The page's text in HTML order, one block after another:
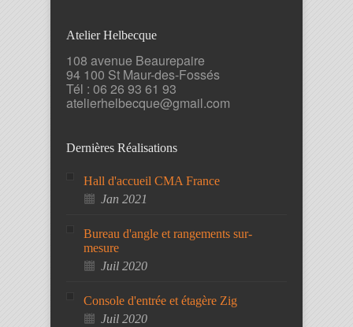
Atelier Helbecque
108 avenue Beaurepaire
94 100 St Maur-des-Fossés
Tél : 06 26 93 61 93
atelierhelbecque@gmail.com
Dernières Réalisations
Hall d'accueil CMA France
Jan 2021
Bureau d'angle et rangements sur-
mesure
Juil 2020
Console d'entrée et étagère Zig
Juil 2020